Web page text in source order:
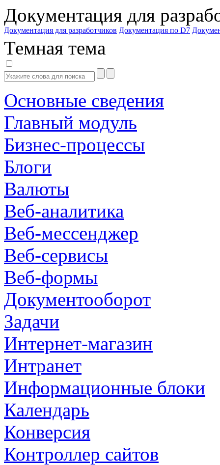
Документация для
Документация для разработчиков Документация по D7
Темная тема
Основные сведения
Главный модуль
Бизнес-процессы
Блоги
Валюты
Веб-аналитика
Веб-мессенджер
Веб-сервисы
Веб-формы
Документооборот
Задачи
Интернет-магазин
Интранет
Информационные блоки
Календарь
Конверсия
Контроллер сайтов